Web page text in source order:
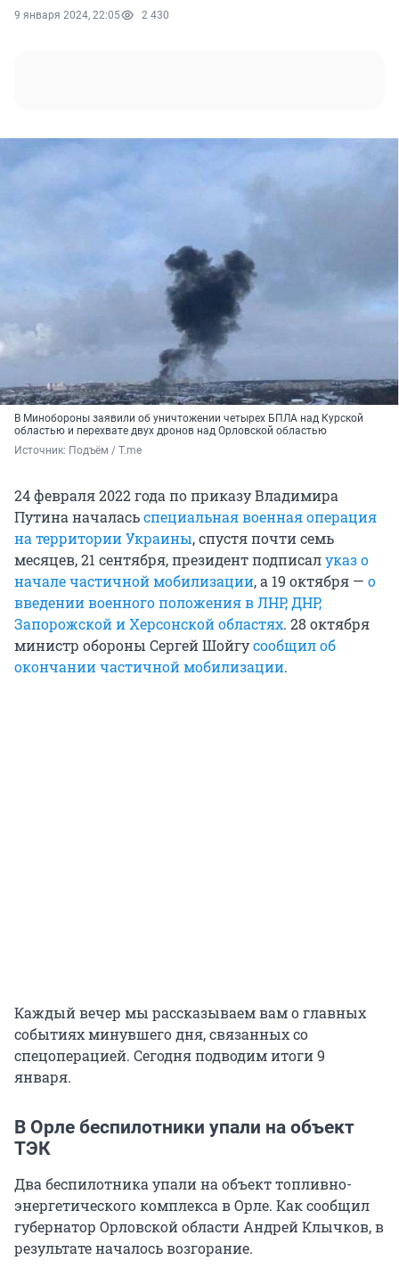
9 января 2024, 22:05 2 430
В Минобороны заявили об уничтожении четырех БПЛА над Курской
областью и перехвате двух дронов над Орловской областью
Источник: Подъём / T.me
24 февраля 2022 года по приказу Владимира
Путина началасьспециальная военная операция
на территории Украины, спустя почти семь
месяцев, 21 сентября, президент подписалуказ о
начале частичной мобилизации, а 19 октября — о
введении военного положения в ЛНР, ДНР,
Запорожской и Херсонской областях. 28 октября
министр обороны Сергей Шойгусообщил об
окончании частичной мобилизации.
Каждый вечер мы рассказываем вам о главных
событиях минувшего дня, связанных со
спецоперацией. Сегодня подводим итоги 9
января.
В Орле беспилотники упали на объект
ТЭК
Два беспилотника упали на объект топливно-
энергетического комплекса в Орле. Как сообщил
губернатор Орловской области Андрей Клычков, в
результате началось возгорание.